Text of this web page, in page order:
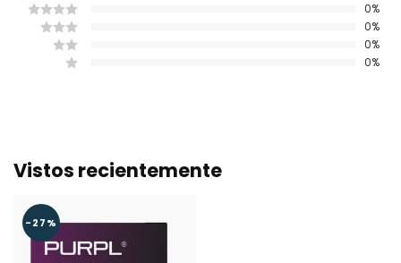
0%
0%
0%
0%
Vistos recientemente
-27%